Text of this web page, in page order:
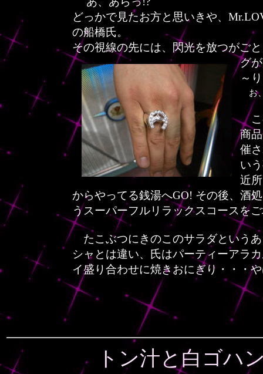
どっかで見たお方と思いきや、
の船橋氏。
その視線の先には、閃光を放つがご
グ
～
お
こ
商
催
い
近
からやってる銭湯へGO! その後、酒
うスーパーフルリラックスコースを
たこぶつにきのこのサラダという
シャとは違い、氏はパーティーアラ
イ盛り合わせに焼きおにぎり・・・
トン汁と白ゴハ